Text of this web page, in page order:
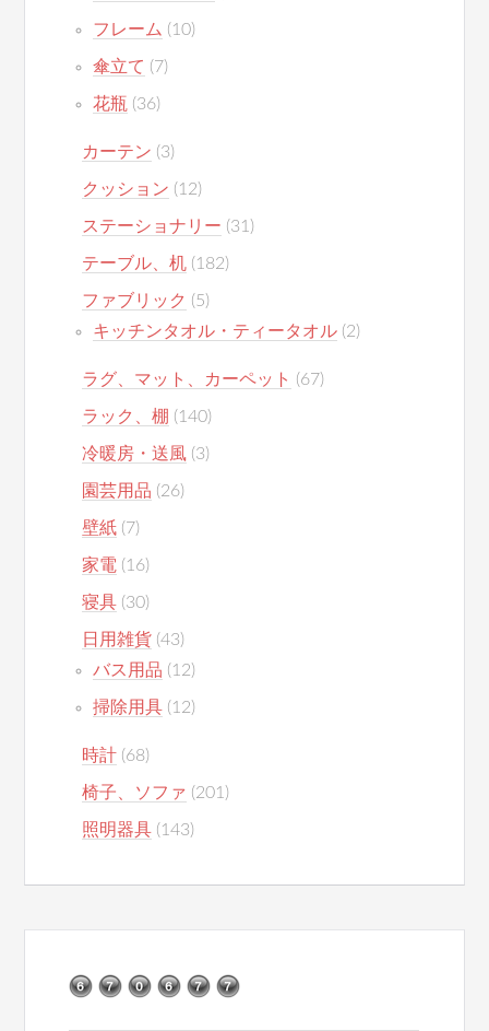
フレーム (10)
傘立て (7)
花瓶 (36)
カーテン (3)
クッション (12)
ステーショナリー (31)
テーブル、机 (182)
ファブリック (5)
キッチンタオル・ティータオル (2)
ラグ、マット、カーペット (67)
ラック、棚 (140)
冷暖房・送風 (3)
園芸用品 (26)
壁紙 (7)
家電 (16)
寝具 (30)
日用雑貨 (43)
バス用品 (12)
掃除用具 (12)
時計 (68)
椅子、ソファ (201)
照明器具 (143)